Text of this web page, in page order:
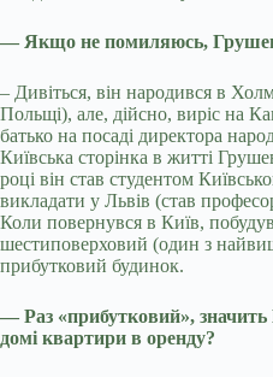
— Якщо не помиляюсь,
– Дивіться, він народився в
Польщі), але, дійсно, виріс на
батько на посаді директора
Київська сторінка в житті
році він став студентом
викладати у Львів (став
Коли повернувся в Київ,
шестиповерховий (один з
прибутковий будинок.
— Раз «прибутковий»,
домі квартири в оренду?